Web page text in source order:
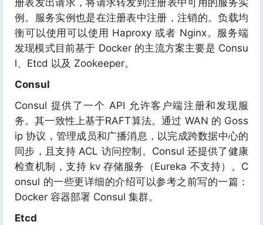
册表发出请求，将请求转发到注册表中可用的服务实
例。服务实例也是在注册表中注册，注销的。负载均
衡可以使用可以使用 Haproxy 或者 Nginx。服务端
发现模式目前基于 Docker 的主流方案主要是 Consu
l、Etcd 以及 Zookeeper。
Consul
Consul 提供了一个 API 允许客户端注册和发现服
务。其一致性上基于RAFT算法。通过 WAN 的 Goss
ip 协议，管理成员和广播消息，以完成跨数据中心的
同步，且支持 ACL 访问控制。Consul 还提供了健康
检查机制，支持 kv 存储服务（Eureka 不支持）。C
onsul 的一些更详细的介绍可以参考之前写的一篇：
Docker 容器部署 Consul 集群。
Etcd